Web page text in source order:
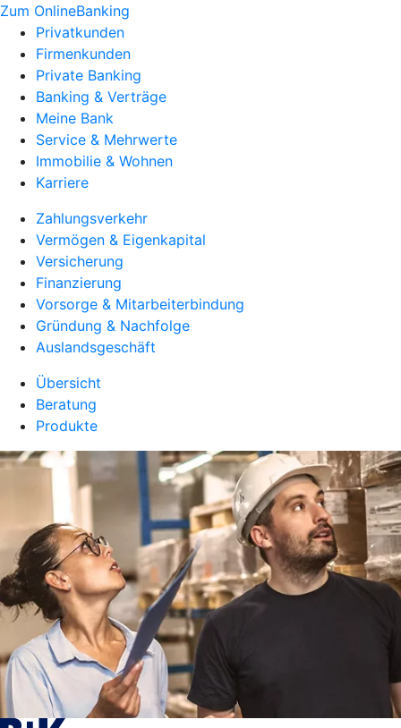
Zum OnlineBanking
Privatkunden
Firmenkunden
Private Banking
Banking & Verträge
Meine Bank
Service & Mehrwerte
Immobilie & Wohnen
Karriere
Zahlungsverkehr
Vermögen & Eigenkapital
Versicherung
Finanzierung
Vorsorge & Mitarbeiterbindung
Gründung & Nachfolge
Auslandsgeschäft
Übersicht
Beratung
Produkte